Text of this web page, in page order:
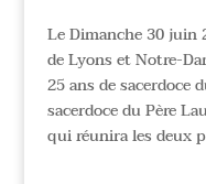
Le Dimanche 30 juin
de Lyons et Notre-
25 ans de sacerdoce
sacerdoce du Père
qui réunira les deux